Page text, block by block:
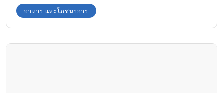
ประโยชน์สำหรับทุกครอบครัวก่อนที่จะให้ลูกกินอาหารจั๊งค์ฟู๊ดกันค่ะ
อาหาร และโภชนาการ